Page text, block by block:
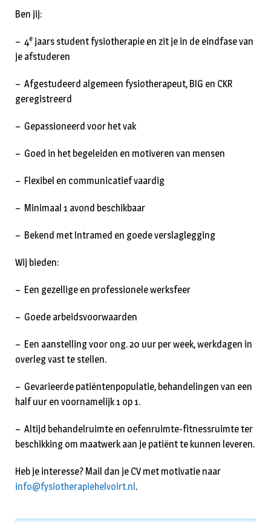
Ben jij:
– 4e jaars student fysiotherapie en zit je in de eindfase van
je afstuderen
– Afgestudeerd algemeen fysiotherapeut, BIG en CKR
geregistreerd
– Gepassioneerd voor het vak
– Goed in het begeleiden en motiveren van mensen
– Flexibel en communicatief vaardig
– Minimaal 1 avond beschikbaar
– Bekend met Intramed en goede verslaglegging
Wij bieden:
– Een gezellige en professionele werksfeer
– Goede arbeidsvoorwaarden
– Een aanstelling voor ong. 20 uur per week, werkdagen in
overleg vast te stellen.
– Gevarieerde patiëntenpopulatie, behandelingen van een
half uur en voornamelijk 1 op 1.
– Altijd behandelruimte en oefenruimte-fitnessruimte ter
beschikking om maatwerk aan je patiënt te kunnen leveren.
Heb je interesse? Mail dan je CV met motivatie naar
info@fysiotherapiehelvoirt.nl.